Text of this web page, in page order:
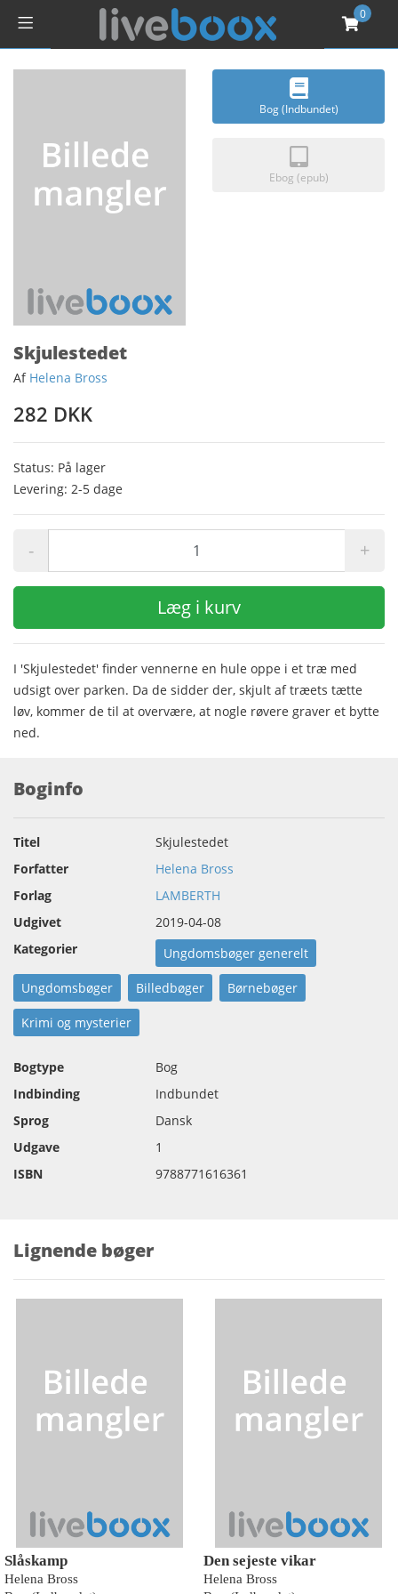
0
Bog (Indbundet)
Ebog (epub)
Skjulestedet
Af Helena Bross
282 DKK
Status: På lager
Levering: 2-5 dage
- +
Læg i kurv
I 'Skjulestedet' finder vennerne en hule oppe i et træ med
udsigt over parken. Da de sidder der, skjult af træets tætte
løv, kommer de til at overvære, at nogle røvere graver et bytte
ned.
Boginfo
Titel
Skjulestedet
Forfatter
Helena Bross
Forlag
LAMBERTH
Udgivet
2019-04-08
Kategorier
Ungdomsbøger generelt
Ungdomsbøger Billedbøger Børnebøger
Krimi og mysterier
Bogtype
Bog
Indbinding
Indbundet
Sprog
Dansk
Udgave
1
ISBN
9788771616361
Lignende bøger
Slåskamp
Helena Bross
Den sejeste vikar
Helena Bross